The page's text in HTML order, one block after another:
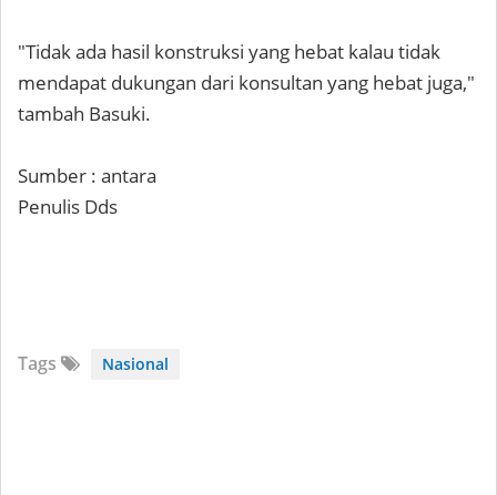
"Tidak ada hasil konstruksi yang hebat kalau tidak
mendapat dukungan dari konsultan yang hebat juga,"
tambah Basuki.
Sumber : antara
Penulis Dds
Tags Nasional